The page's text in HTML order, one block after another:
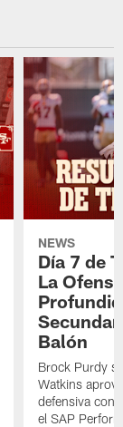
NEWS
Día 7 de
La
Balón
Brock Purdy
Watkins
defensiva
el SAP